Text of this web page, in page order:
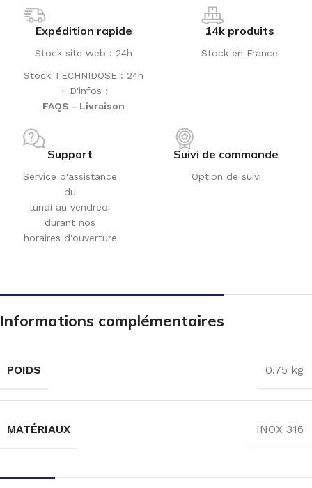
Expédition rapide
Stock site web : 24h
Stock TECHNIDOSE : 24h
+ D'infos :
FAQS - Livraison
14k produits
Stock en France
Support
Service d'assistance
du
lundi au vendredi
durant nos
horaires d'ouverture
Suivi de commande
Option de suivi
Informations complémentaires
POIDS 0.75 kg
MATÉRIAUX INOX 316